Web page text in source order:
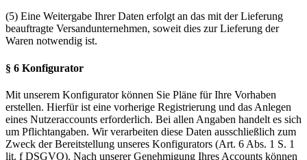
(5) Eine Weitergabe Ihrer Daten erfolgt an das mit der Lieferung
beauftragte Versandunternehmen, soweit dies zur Lieferung der
Waren notwendig ist.
§ 6 Konfigurator
Mit unserem Konfigurator können Sie Pläne für Ihre Vorhaben
erstellen. Hierfür ist eine vorherige Registrierung und das Anlegen
eines Nutzeraccounts erforderlich. Bei allen Angaben handelt es sich
um Pflichtangaben. Wir verarbeiten diese Daten ausschließlich zum
Zweck der Bereitstellung unseres Konfigurators (Art. 6 Abs. 1 S. 1
lit. f DSGVO). Nach unserer Genehmigung Ihres Accounts können